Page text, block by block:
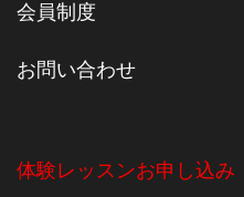
会員制度
お問い合わせ
体験レッスンお申し込み